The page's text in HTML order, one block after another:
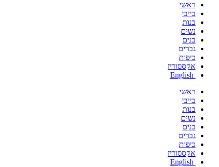
ראשי
בייבי
בנות
נשים
בנים
גברים
כיפות
אקססוריז
English
ראשי
בייבי
בנות
נשים
בנים
גברים
כיפות
אקססוריז
English